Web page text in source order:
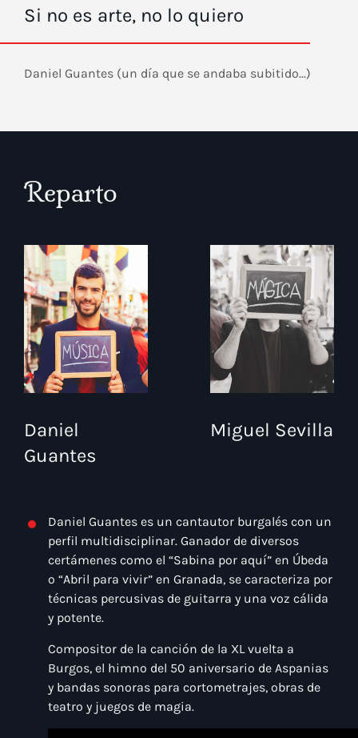
Si no es arte, no lo quiero
Daniel Guantes (un día que se andaba subitido...)
Reparto
Daniel
Guantes
Miguel Sevilla
Daniel Guantes es un cantautor burgalés con un
perfil multidisciplinar. Ganador de diversos
certámenes como el “Sabina por aquí” en Úbeda
o “Abril para vivir” en Granada, se caracteriza por
técnicas percusivas de guitarra y una voz cálida
y potente.
Compositor de la canción de la XL vuelta a
Burgos, el himno del 50 aniversario de Aspanias
y bandas sonoras para cortometrajes, obras de
teatro y juegos de magia.